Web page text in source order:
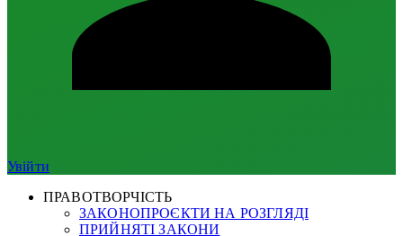
Увійти
ПРАВОТВОРЧІСТЬ
ЗАКОНОПРОЄКТИ НА РОЗГЛЯДІ
ПРИЙНЯТІ ЗАКОНИ